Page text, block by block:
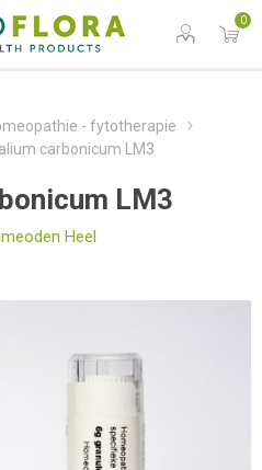
0
- fytotherapie
carbonicum LM3
LM3
Heel